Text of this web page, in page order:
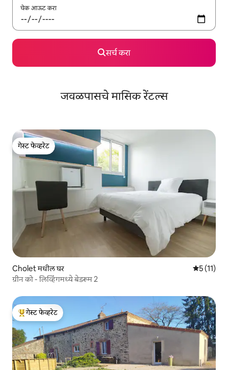
चेक आऊट करा
सर्च करा
जवळपासचे मासिक रेंटल्स
गेस्ट फेव्हरेट
गेस्ट फेव्हरेट
Cholet मधील घर 5 पैकी 5
5 (11)
ग्रीन को - लिव्हिंगमध्ये बेडरूम 2
टॉप गेस्ट फेव्हरेट
गेस्ट फेव्हरेट